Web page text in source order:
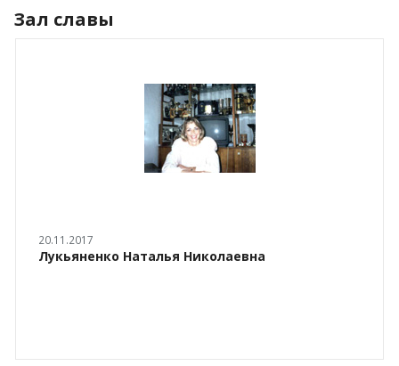
Зал славы
20.11.2017
Лукьяненко Наталья Николаевна